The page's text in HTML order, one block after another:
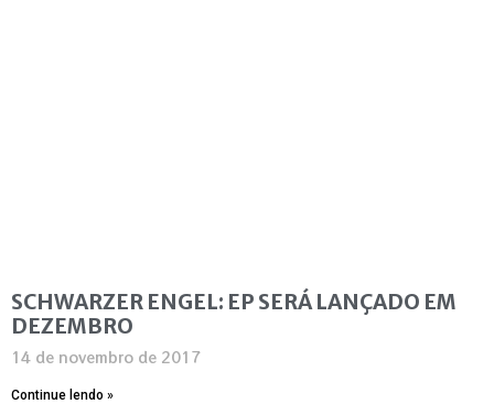
SCHWARZER ENGEL: EP SERÁ LANÇADO EM
DEZEMBRO
14 de novembro de 2017
Continue lendo »